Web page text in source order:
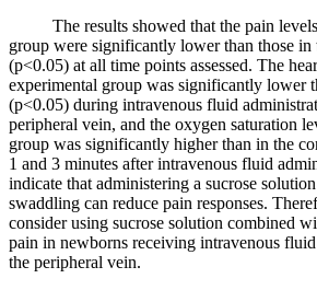
The results showed that the pain levels
group were significantly lower than those in
(p<0.05) at all time points assessed. The
experimental group was significantly lower
(p<0.05) during intravenous fluid
peripheral vein, and the oxygen saturation
group was significantly higher than in the
1 and 3 minutes after intravenous fluid
indicate that administering a sucrose
swaddling can reduce pain responses.
consider using sucrose solution combined
pain in newborns receiving intravenous
the peripheral vein.